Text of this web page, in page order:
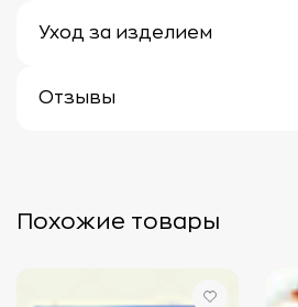
Материал: 100% хлопок
Уход за изделием
чтобы сохранить их мягкость,
без моющего средства.
- Стирать изделия отдельно от
- Используйте мягкие моющие
предпочтительно гели, и
Отзывы
Похожие товары